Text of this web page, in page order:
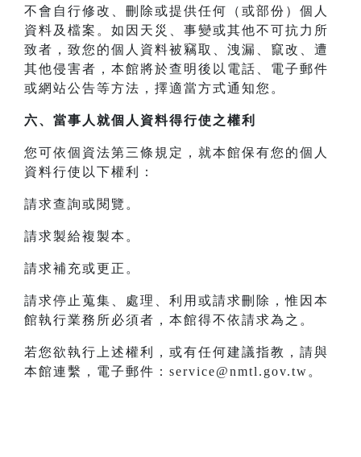
不會自行修改、刪除或提供任何（或部份）個人
資料及檔案。如因天災、事變或其他不可抗力所
致者，致您的個人資料被竊取、洩漏、竄改、遭
其他侵害者，本館將於查明後以電話、電子郵件
或網站公告等方法，擇適當方式通知您。
六、當事人就個人資料得行使之權利
您可依個資法第三條規定，就本館保有您的個人
資料行使以下權利：
請求查詢或閱覽。
請求製給複製本。
請求補充或更正。
請求停止蒐集、處理、利用或請求刪除，惟因本
館執行業務所必須者，本館得不依請求為之。
若您欲執行上述權利，或有任何建議指教，請與
本館連繫，電子郵件：service@nmtl.gov.tw。